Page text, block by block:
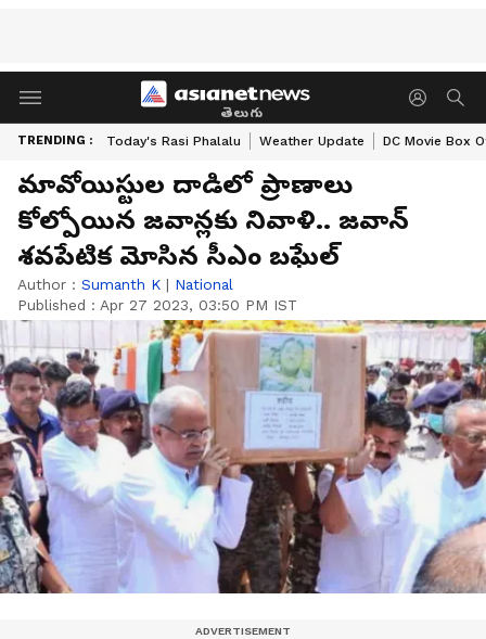
తెలుగు
TRENDING : Today's Rasi Phalalu Weather Update DC Movie Box
మావోయిస్టుల దాడిలో ప్రాణాలు
కోల్పోయిన జవాన్లకు నివాళి.. జవాన్
శవపేటిక మోసిన సీఎం బఘేల్
Author : Sumanth K | National
Published : Apr 27 2023, 03:50 PM IST